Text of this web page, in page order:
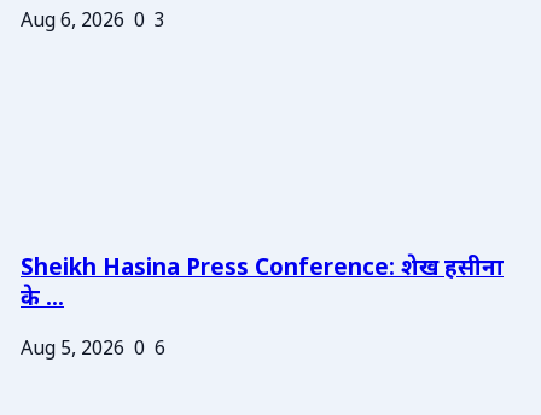
Aug 6, 2026 0 3
Sheikh Hasina Press Conference: शेख हसीना
के ...
Aug 5, 2026 0 6